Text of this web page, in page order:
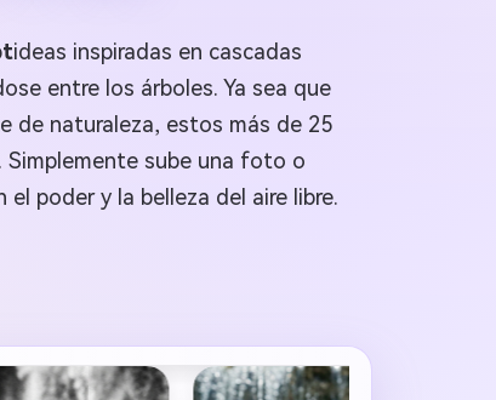
ideas inspiradas en cascadas
entre los árboles. Ya sea que
de naturaleza, estos más de 25
Simplemente sube una foto o
poder y la belleza del aire libre.